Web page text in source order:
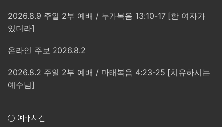
2026.8.9 주일 2부 예배 / 누가복음 13:10-17 [한 여자가
있더라]
온라인 주보 2026.8.2
2026.8.2 주일 2부 예배 / 마태복음 4:23-25 [치유하시는
예수님]
○ 예배시간